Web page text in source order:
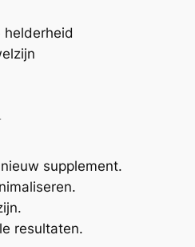
helderheid
supplement.
resultaten.